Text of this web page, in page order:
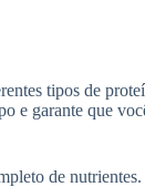
tipos de
e garante que
de